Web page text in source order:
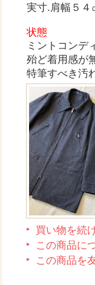
実寸.肩幅５４
状態
ミントコンデ
殆ど着用感が
特筆すべき汚
買い物を続
この商品に
この商品を